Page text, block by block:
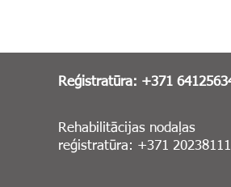
Reģistratūra: +371
Rehabilitācijas nodaļas
reģistratūra: +371 20238111